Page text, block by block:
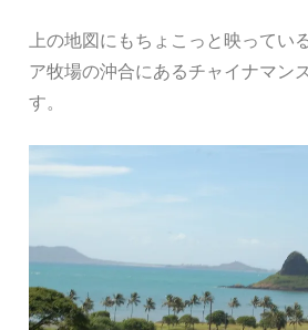
上の地図にもちょこっと映ってい
ア牧場の沖合にあるチャイナマン
す。